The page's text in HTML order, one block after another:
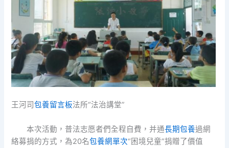
王河司包養留言板法所“法治講堂”
本次活動，普法志愿者們全程自費，并通長期包養過網
絡募捐的方式，為20名包養網單次“困境兒童”捐贈了價值